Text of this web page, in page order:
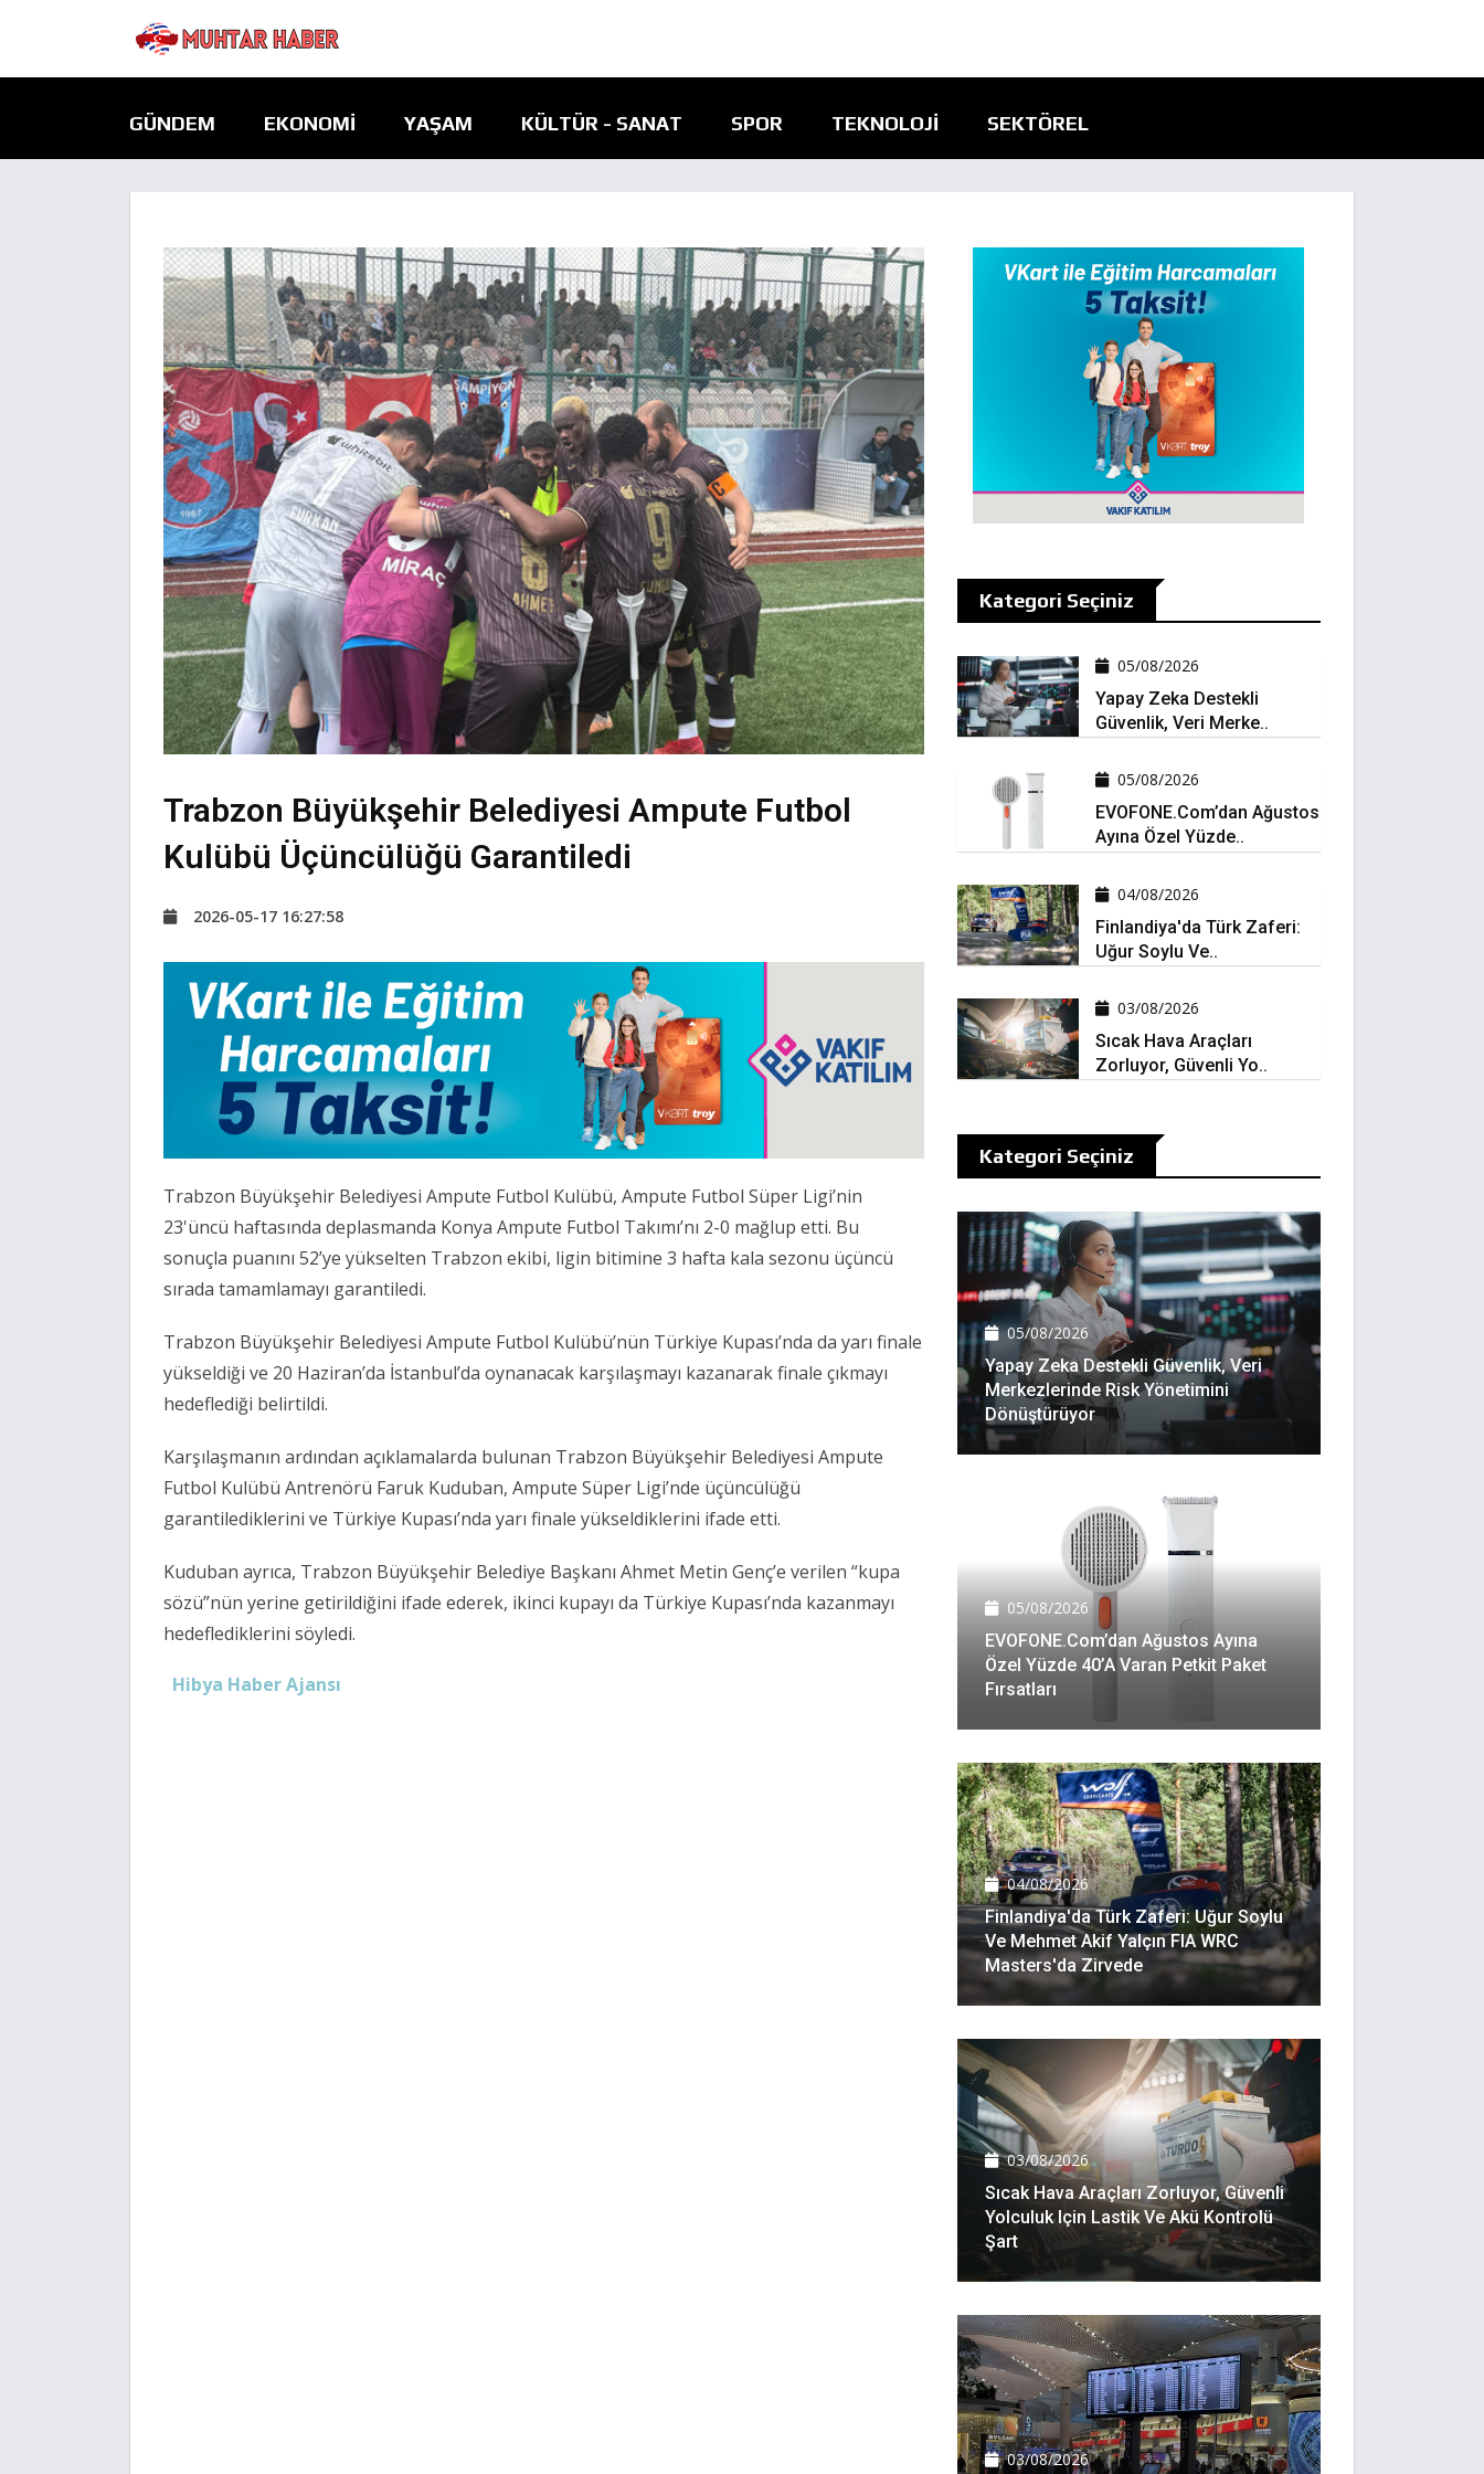
GÜNDEM EKONOMI YAŞAM KÜLTÜR - SANAT SPOR TEKNOLOJI SEKTÖREL
Trabzon Büyükşehir Belediyesi Ampute Futbol
Kulübü Üçüncülüğü Garantiledi
2026-05-17 16:27:58
Trabzon Büyükşehir Belediyesi Ampute Futbol Kulübü, Ampute Futbol Süper Ligi’nin
23'üncü haftasında deplasmanda Konya Ampute Futbol Takımı’nı 2-0 mağlup etti. Bu
sonuçla puanını 52’ye yükselten Trabzon ekibi, ligin bitimine 3 hafta kala sezonu üçüncü
sırada tamamlamayı garantiledi.
Trabzon Büyükşehir Belediyesi Ampute Futbol Kulübü’nün Türkiye Kupası’nda da yarı finale
yükseldiği ve 20 Haziran’da İstanbul’da oynanacak karşılaşmayı kazanarak finale çıkmayı
hedeflediği belirtildi.
Karşılaşmanın ardından açıklamalarda bulunan Trabzon Büyükşehir Belediyesi Ampute
Futbol Kulübü Antrenörü Faruk Kuduban, Ampute Süper Ligi’nde üçüncülüğü
garantilediklerini ve Türkiye Kupası’nda yarı finale yükseldiklerini ifade etti.
Kuduban ayrıca, Trabzon Büyükşehir Belediye Başkanı Ahmet Metin Genç’e verilen “kupa
sözü”nün yerine getirildiğini ifade ederek, ikinci kupayı da Türkiye Kupası’nda kazanmayı
hedeflediklerini söyledi.
Hibya Haber Ajansı
Kategori Seçiniz
05/08/2026
Yapay Zeka Destekli
Güvenlik, Veri Merke..
05/08/2026
EVOFONE.com’dan Ağustos
Ayına Özel Yüzde..
04/08/2026
Finlandiya'da Türk Zaferi:
Uğur Soylu Ve..
03/08/2026
Sıcak Hava Araçları
Zorluyor, Güvenli Yo..
Kategori Seçiniz
05/08/2026
Yapay Zeka Destekli Güvenlik, Veri
Merkezlerinde Risk Yönetimini
Dönüştürüyor
05/08/2026
EVOFONE.com’dan Ağustos Ayına
Özel Yüzde 40’a Varan Petkit Paket
Fırsatları
04/08/2026
Finlandiya'da Türk Zaferi: Uğur Soylu
Ve Mehmet Akif Yalçın FIA WRC
Masters'da Zirvede
03/08/2026
Sıcak Hava Araçları Zorluyor, Güvenli
Yolculuk Için Lastik Ve Akü Kontrolü
Şart
03/08/2026